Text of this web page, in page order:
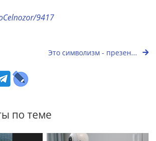
9417
Это символизм - презен...
по теме